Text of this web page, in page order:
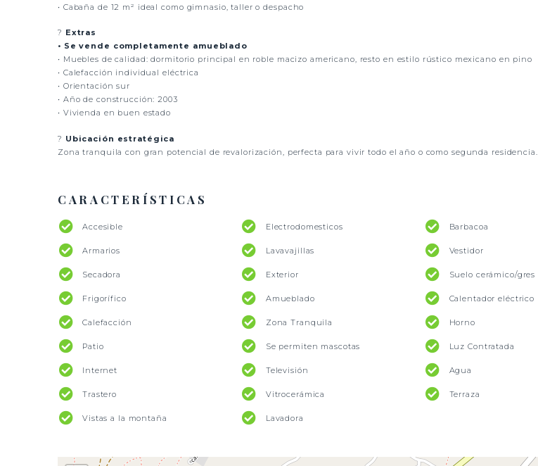
• Cabaña de 12 m² ideal como gimnasio, taller o despacho
? Extras
• Se vende completamente amueblado
• Muebles de calidad: dormitorio principal en roble macizo americano, resto en estilo rústico mexicano en pino
• Calefacción individual eléctrica
• Orientación sur
• Año de construcción: 2003
• Vivienda en buen estado
? Ubicación estratégica
Zona tranquila con gran potencial de revalorización, perfecta para vivir todo el año o como segunda residencia.
CARACTERÍSTICAS
Accesible Electrodomesticos Barbacoa
Armarios Lavavajillas Vestidor
Secadora Exterior Suelo cerámico/gres
Frigorífico Amueblado Calentador eléctrico
Calefacción Zona Tranquila Horno
Patio Se permiten mascotas Luz Contratada
Internet Televisión Agua
Trastero Vitrocerámica Terraza
Vistas a la montaña Lavadora